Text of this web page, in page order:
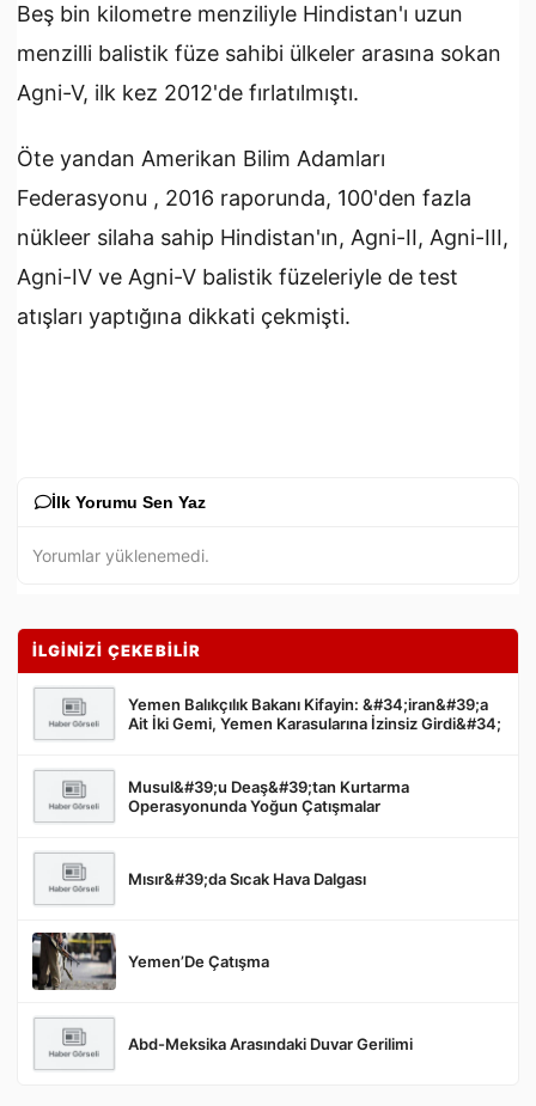
Beş bin kilometre menziliyle Hindistan'ı uzun
menzilli balistik füze sahibi ülkeler arasına sokan
Agni-V, ilk kez 2012'de fırlatılmıştı.
Öte yandan Amerikan Bilim Adamları
Federasyonu , 2016 raporunda, 100'den fazla
nükleer silaha sahip Hindistan'ın, Agni-II, Agni-III,
Agni-IV ve Agni-V balistik füzeleriyle de test
atışları yaptığına dikkati çekmişti.
İlk Yorumu Sen Yaz
Gönder
Yorumlar yüklenemedi.
İLGİNİZİ ÇEKEBİLİR
Yemen Balıkçılık Bakanı Kifayin: &#34;iran&#39;a
Ait İki Gemi, Yemen Karasularına İzinsiz Girdi&#34;
Musul&#39;u Deaş&#39;tan Kurtarma
Operasyonunda Yoğun Çatışmalar
Mısır&#39;da Sıcak Hava Dalgası
Yemen’De Çatışma
Abd-Meksika Arasındaki Duvar Gerilimi